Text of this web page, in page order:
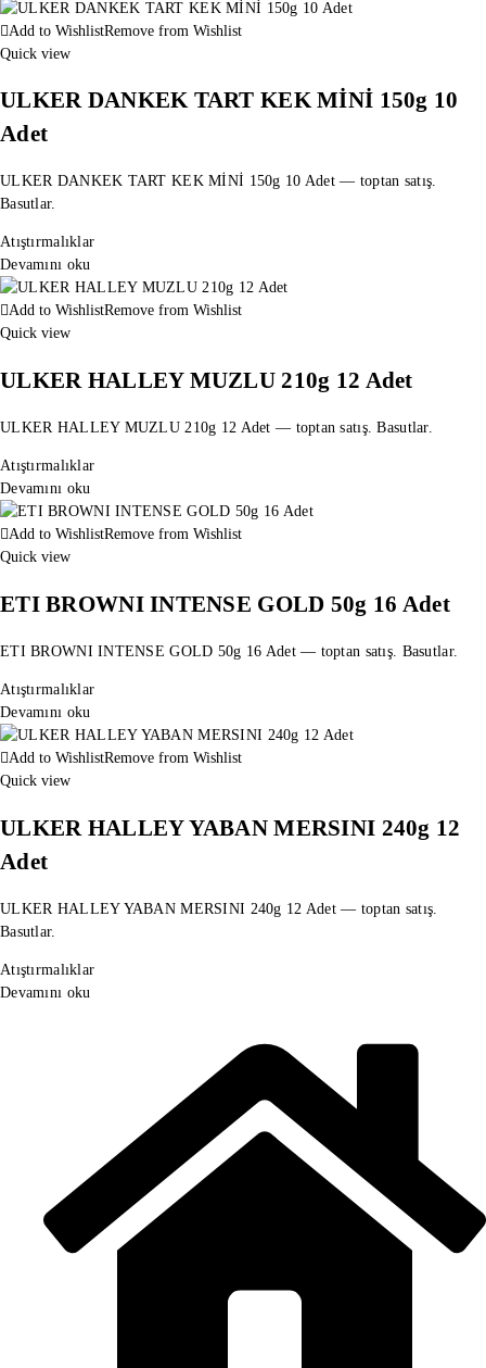
Add to WishlistRemove from Wishlist
Quick view
ULKER DANKEK TART KEK MİNİ 150g 10
Adet
ULKER DANKEK TART KEK MİNİ 150g 10 Adet — toptan satış.
Basutlar.
Atıştırmalıklar
Devamını oku
Add to WishlistRemove from Wishlist
Quick view
ULKER HALLEY MUZLU 210g 12 Adet
ULKER HALLEY MUZLU 210g 12 Adet — toptan satış. Basutlar.
Atıştırmalıklar
Devamını oku
Add to WishlistRemove from Wishlist
Quick view
ETI BROWNI INTENSE GOLD 50g 16 Adet
ETI BROWNI INTENSE GOLD 50g 16 Adet — toptan satış. Basutlar.
Atıştırmalıklar
Devamını oku
Add to WishlistRemove from Wishlist
Quick view
ULKER HALLEY YABAN MERSINI 240g 12
Adet
ULKER HALLEY YABAN MERSINI 240g 12 Adet — toptan satış.
Basutlar.
Atıştırmalıklar
Devamını oku